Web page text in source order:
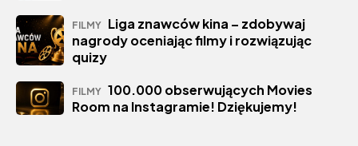
FILMY Liga znawców kina – zdobywaj
nagrody oceniając filmy i rozwiązując
quizy
FILMY 100.000 obserwujących Movies
Room na Instagramie! Dziękujemy!